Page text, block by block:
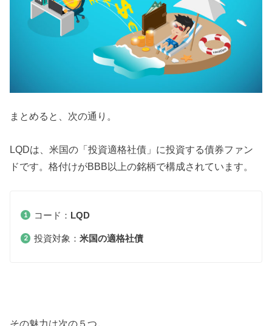
まとめると、次の通り。
LQDは、米国の「投資適格社債」に投資する債券ファン
ドです。格付けがBBB以上の銘柄で構成されています。
コード： LQD
投資対象： 米国の適格社債
その魅力は次の５つ。